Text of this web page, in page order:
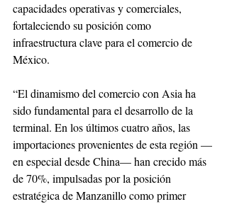
capacidades operativas y comerciales,
fortaleciendo su posición como
infraestructura clave para el comercio de
México.
“El dinamismo del comercio con Asia ha
sido fundamental para el desarrollo de la
terminal. En los últimos cuatro años, las
importaciones provenientes de esta región —
en especial desde China— han crecido más
de 70%, impulsadas por la posición
estratégica de Manzanillo como primer